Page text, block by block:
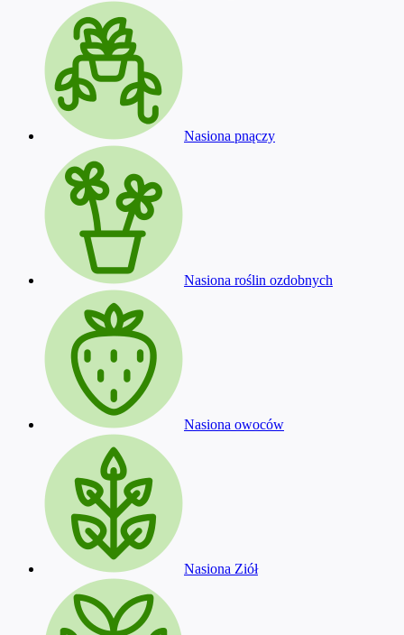
Nasiona pnączy
Nasiona roślin ozdobnych
Nasiona owoców
Nasiona Ziół